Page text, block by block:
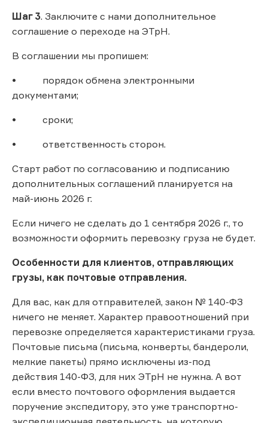
Шаг 3. Заключите с нами дополнительное
соглашение о переходе на ЭТрН.
В соглашении мы пропишем:
• порядок обмена электронными
документами;
• сроки;
• ответственность сторон.
Старт работ по согласованию и подписанию
дополнительных соглашений планируется на
май-июнь 2026 г.
Если ничего не сделать до 1 сентября 2026 г., то
возможности оформить перевозку груза не будет.
Особенности для клиентов, отправляющих
грузы, как почтовые отправления.
Для вас, как для отправителей, закон № 140-ФЗ
ничего не меняет. Характер правоотношений при
перевозке определяется характеристиками груза.
Почтовые письма (письма, конверты, бандероли,
мелкие пакеты) прямо исключены из-под
действия 140-ФЗ, для них ЭТрН не нужна. А вот
если вместо почтового оформления выдается
поручение экспедитору, это уже транспортно-